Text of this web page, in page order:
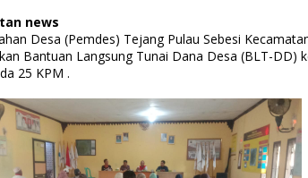
news
Desa (Pemdes) Tejang Pulau Sebesi
Bantuan Langsung Tunai Dana Desa (BLT-DD)
25 KPM .